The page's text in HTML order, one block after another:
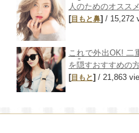
人のためのオスス
[目もと鼻]/ 15,272
これで外出OK! 二
を隠すおすすめの
[目もと]/ 21,863